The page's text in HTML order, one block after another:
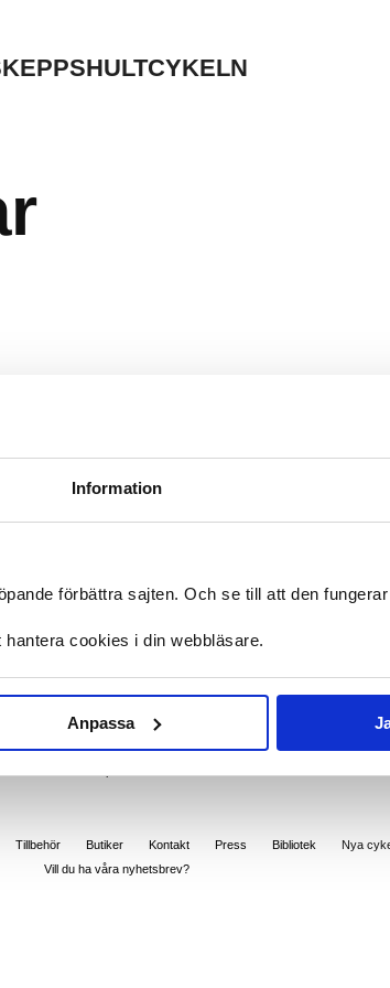
Information
förbättra sajten. Och se till att den
cookies i din webbläsare.
Anpassa
Tillbehör Butiker Kontakt Press Bibliotek Nya
Vill du ha våra nyhetsbrev?